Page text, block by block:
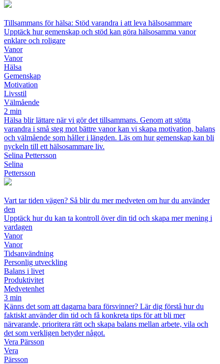
Tillsammans för hälsa: Stöd varandra i att leva hälsosammare
Upptäck hur gemenskap och stöd kan göra hälsosamma vanor
enklare och roligare
Vanor
Vanor
Hälsa
Gemenskap
Motivation
Livsstil
Välmående
2 min
Hälsa blir lättare när vi gör det tillsammans. Genom att stötta
varandra i små steg mot bättre vanor kan vi skapa motivation, balans
och välmående som håller i längden. Läs om hur gemenskap kan bli
nyckeln till ett hälsosammare liv.
Selina Pettersson
Selina
Pettersson
Vart tar tiden vägen? Så blir du mer medveten om hur du använder
den
Upptäck hur du kan ta kontroll över din tid och skapa mer mening i
vardagen
Vanor
Vanor
Tidsanvändning
Personlig utveckling
Balans i livet
Produktivitet
Medvetenhet
3 min
Känns det som att dagarna bara försvinner? Lär dig förstå hur du
faktiskt använder din tid och få konkreta tips för att bli mer
närvarande, prioritera rätt och skapa balans mellan arbete, vila och
det som verkligen betyder något.
Vera Pärsson
Vera
Pärsson